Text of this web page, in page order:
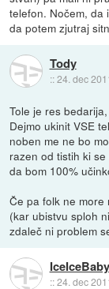
telefon. Nočem, da
da potem zjutraj
Tody
::24. dec
Tole je res
Dejmo ukinit VSE
noben me ne bo
razen od tistih ki
da bom 100%
Če pa folk ne
(kar ubistvu sploh
zdaleč ni problem
IceIceBaby
::24. dec